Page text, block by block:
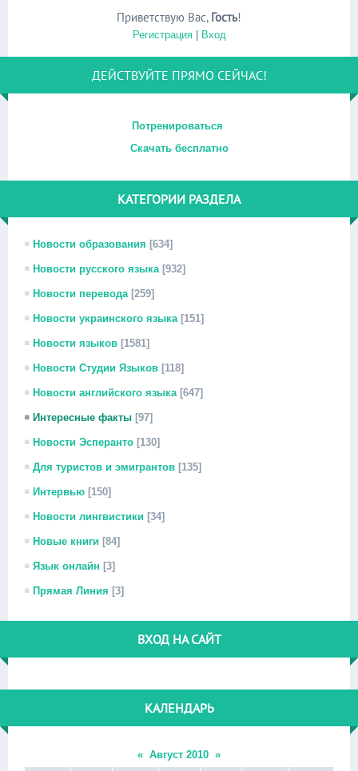
Приветствую Вас, Гость!
Регистрация| Вход
ДЕЙСТВУЙТЕ ПРЯМО СЕЙЧАС!
Потренироваться
Скачать бесплатно
КАТЕГОРИИ РАЗДЕЛА
Новости образования [634]
Новости русского языка [932]
Новости перевода [259]
Новости украинского языка [151]
Новости языков [1581]
Новости Студии Языков [118]
Новости английского языка [647]
Интересные факты [97]
Новости Эсперанто [130]
Для туристов и эмигрантов [135]
Интервью [150]
Новости лингвистики [34]
Новые книги [84]
Язык онлайн [3]
Прямая Линия [3]
ВХОД НА САЙТ
КАЛЕНДАРЬ
« Август 2010 »